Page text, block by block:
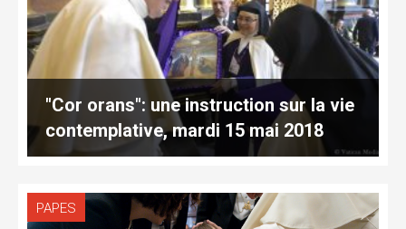
"Cor orans": une instruction sur la vie
contemplative, mardi 15 mai 2018
PAPES